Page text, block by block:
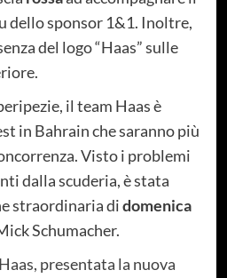
dello sponsor 1&1. Inoltre,
del logo “Haas” sulle
il team Haas è
in Bahrain che saranno più
Visto i problemi
dalla scuderia, è stata
straordinaria didomenica
Schumacher.
presentata la nuova